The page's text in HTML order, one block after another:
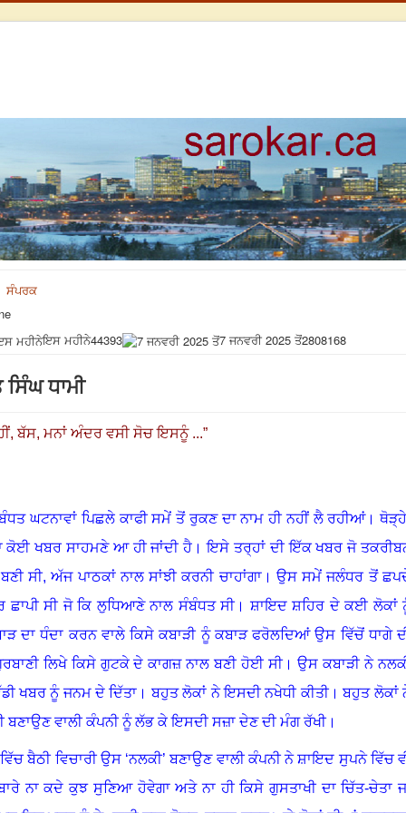
ਸੰਪਰਕ
ਇਸ ਮਹੀਨੇ44393 7 ਜਨਵਰੀ 2025 ਤੋਂ2808168
ਧਾਮੀ
,ਬੱਸ, ਮਨਾਂ ਅੰਦਰ ਵਸੀ ਸੋਚ ਇਸਨੂੰ ...”
ਘਟਨਾਵਾਂ ਪਿਛਲੇ ਕਾਫੀ ਸਮੇਂ ਤੋਂ ਰੁਕਣ ਦਾ ਨਾਮ ਹੀ ਨਹੀਂ ਲੈ ਰਹੀਆਂ।
ਖਬਰ ਸਾਹਮਣੇ ਆ ਹੀ ਜਾਂਦੀ ਹੈ । ਇਸੇ ਤਰ੍ਹਾਂ ਦੀ ਇੱਕ ਖਬਰ ਜੋ
ਸੀ,ਅੱਜ ਪਾਠਕਾਂ ਨਾਲ ਸਾਂਝੀ ਕਰਨੀ ਚਾਹਾਂਗਾ। ਉਸ ਸਮੇਂ ਜਲੰਧਰ ਤੋਂ
ਸੀ ਜੋ ਕਿ ਲੁਧਿਆਣੇ ਨਾਲ ਸੰਬੰਧਤ ਸੀ। ਸ਼ਾਇਦ ਸ਼ਹਿਰ ਦੇ ਕਈ ਲੋਕਾਂ
ਦਾ ਧੰਦਾ ਕਰਨ ਵਾਲੇ ਕਿਸੇ ਕਬਾੜੀ ਨੂੰ ਕਬਾੜ ਫਰੋਲਦਿਆਂ ਉਸ ਵਿੱਚੋਂ ਧਾਗੇ
ਲਿਖੇ ਕਿਸੇ ਗੁਟਕੇ ਦੇ ਕਾਗਜ਼ ਨਾਲ ਬਣੀ ਹੋਈ ਸੀ।ਉਸ ਕਬਾੜੀ ਨੇ
ਖਬਰ ਨੂੰ ਜਨਮ ਦੇ ਦਿੱਤਾ ।ਬਹੁਤ ਲੋਕਾਂ ਨੇ ਇਸਦੀ ਨਖੇਧੀ ਕੀਤੀ।ਬਹੁਤ ਲੋਕਾਂ
ਵਾਲੀ ਕੰਪਨੀ ਨੂੰ ਲੱਭ ਕੇ ਇਸਦੀ ਸਜ਼ਾ ਦੇਣ ਦੀ ਮੰਗ ਰੱਖੀ।
ਬੈਠੀ ਵਿਚਾਰੀ ਉਸ ‘ਨਲਕੀ’ਬਣਾਉਣ ਵਾਲੀ ਕੰਪਨੀ ਨੇ ਸ਼ਾਇਦ ਸੁਪਨੇ ਵਿੱਚ
ਨਾ ਕਦੇ ਕੁਝ ਸੁਣਿਆ ਹੋਵੇਗਾ ਅਤੇ ਨਾ ਹੀ ਕਿਸੇ ਗੁਸਤਾਖੀ ਦਾ ਚਿੱਤ-ਚੇਤਾ